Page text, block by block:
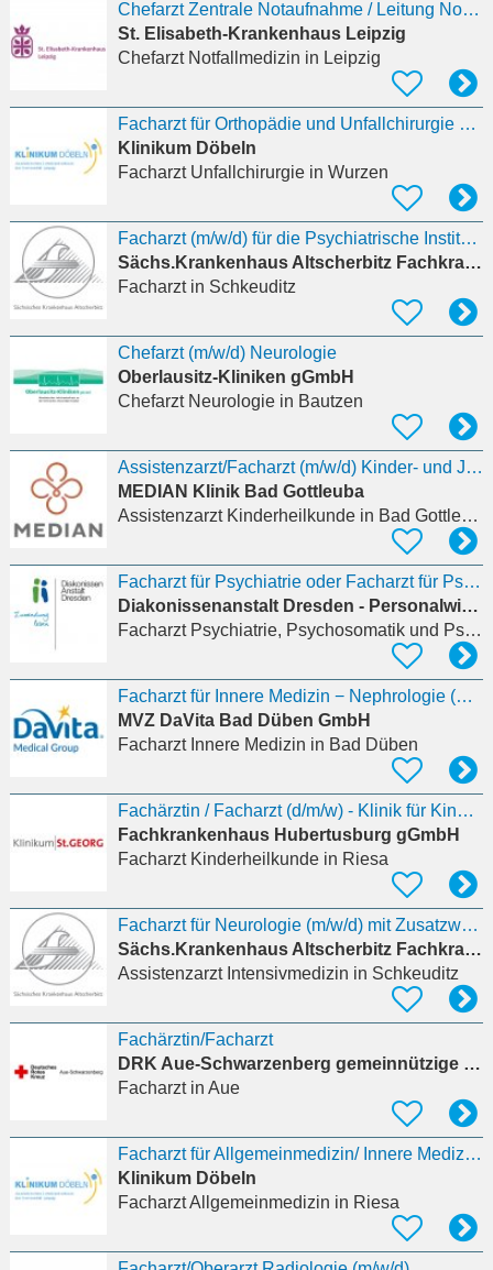
Chefarzt Zentrale Notaufnahme / Leitung Notfallmedizin / Leipzig (m/w/d)
St. Elisabeth-Krankenhaus Leipzig
Chefarzt Notfallmedizin in Leipzig
Facharzt für Orthopädie und Unfallchirurgie bzw. Orthopädie (m/w/d) Wurzen
Klinikum Döbeln
Facharzt Unfallchirurgiein Wurzen
Facharzt (m/w/d) für die Psychiatrische Institutsambulanz in Schkeuditz
Sächs.Krankenhaus Altscherbitz Fachkrankenhaus
Facharztin Schkeuditz
Chefarzt (m/w/d) Neurologie
Oberlausitz-Kliniken gGmbH
Chefarzt Neurologiein Bautzen
Assistenzarzt/Facharzt (m/w/d) Kinder- und Jugendklinik
MEDIAN Klinik Bad Gottleuba
Assistenzarzt Kinderheilkundein Bad Gottleuba-Berggießhübel
Facharzt für Psychiatrie oder Facharzt für Psychiatrie und Neurologie (w/m/d)
Diakonissenanstalt Dresden - Personalwirtschaft
Facharzt Psychiatrie, Psychosomatik und Psychotherapie
Facharzt für Innere Medizin − Nephrologie (m/w/d)
MVZ DaVita Bad Düben GmbH
Facharzt Innere Medizin in Bad Düben
Fachärztin / Facharzt (d/m/w) - Klinik für Kinder- und Jugendpsychiatrie in Wermsdorf und
Fachkrankenhaus Hubertusburg gGmbH
Facharzt Kinderheilkundein Riesa
Facharzt für Neurologie (m/w/d) mit Zusatzweiterbildung Intensivmedizin in Schkeuditz
Sächs.Krankenhaus Altscherbitz Fachkrankenhaus
Assistenzarzt Intensivmedizin in Schkeuditz
Fachärztin/Facharzt
DRK Aue-Schwarzenberg gemeinnützige GmbH
Facharztin Aue
Facharzt für Allgemeinmedizin/ Innere Medizin (m/w/d), Schwerpunkt Diabetologie MVZ Riesa
Klinikum Döbeln
Facharzt Allgemeinmedizin in Riesa